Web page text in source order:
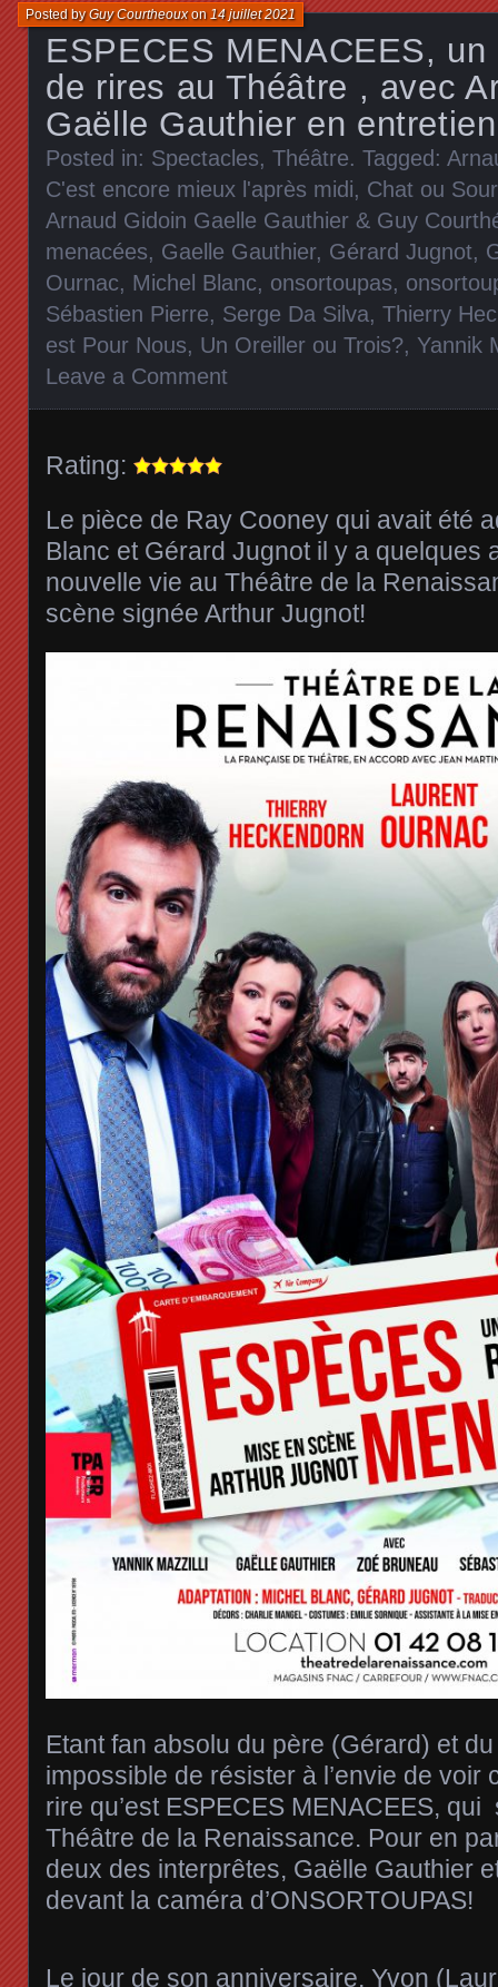
ESPECES MENACEES,
de rires au Théâtre , avec
Gaëlle Gauthier en
Posted byGuy Courtheouxon14 juillet 2021
Posted in: Spectacles, Théâtre. Tagged:
C'est encore mieux l'après midi, Chat ou
Arnaud Gidoin Gaelle Gauthier & Guy
menacées, Gaelle Gauthier, Gérard Jugnot,
Ournac, Michel Blanc, onsortoupas,
Sébastien Pierre, Serge Da Silva, Thierry
est Pour Nous, Un Oreiller ou Trois?, Yannik
Leave a Comment
Rating:
Le pièce de Ray Cooney qui avait été
Blanc et Gérard Jugnot il y a quelques
nouvelle vie au Théâtre de la
scène signée Arthur Jugnot!
Etant fan absolu du père (Gérard) et
impossible de résister à l’envie de voir
rire qu’est ESPECES MENACEES, qui
Théâtre de la Renaissance. Pour en
deux des interprêtes, Gaëlle Gauthier
devant la caméra d’ONSORTOUPAS!
Le jour de son anniversaire, Yvon